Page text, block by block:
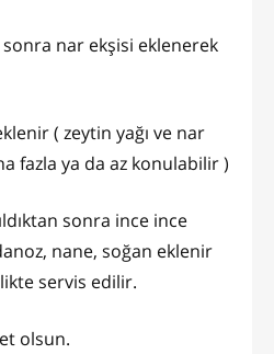
nar ekşisi eklenerek
( zeytin yağı ve nar
fazla ya da az konulabilir )
sonra ince ince
nane, soğan eklenir
servis edilir.
olsun.